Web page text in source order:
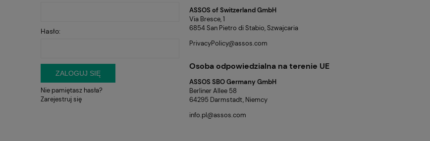
Hasło:
ZALOGUJ SIĘ
Nie pamiętasz hasła?
Zarejestruj się
ASSOS of Switzerland GmbH
Via Bresce, 1
6854 San Pietro di Stabio, Szwajcaria
PrivacyPolicy@assos.com
Osoba odpowiedzialna na terenie UE
ASSOS SBO Germany GmbH
Berliner Allee 58
64295 Darmstadt, Niemcy
info.pl@assos.com